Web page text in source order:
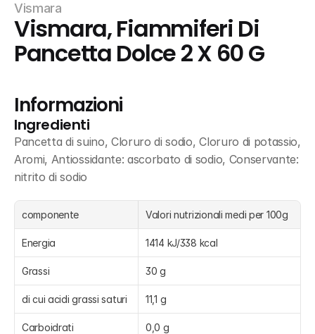
Vismara
Vismara, Fiammiferi Di
Pancetta Dolce 2 X 60 G
Informazioni
Ingredienti
Pancetta di suino, Cloruro di sodio, Cloruro di potassio,
Aromi, Antiossidante: ascorbato di sodio, Conservante:
nitrito di sodio
componente Valori nutrizionali medi per 100g
Energia 1414 kJ/338 kcal
Grassi 30 g
di cui acidi grassi saturi 11,1 g
Carboidrati 0,0 g